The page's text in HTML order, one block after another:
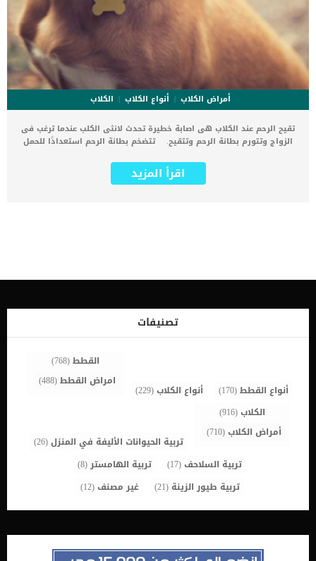
أمراض الكلاب أنواع الكلاب
الكلاب
تقيح الرحم عند الكلاب هى اصابة خطيرة تحدث لانثى الكلب عندما ترغب فى
الزواج وتتورم بطانة الرحم وتتقيح. تتضخم بطانة الرحم استعدادًا للحمل
التقيح. تعتبر اصابة تقيح الرحم عند الكلاب عدوى بكتيرية خطيرة في الرحم
تهدد حياة الكلب. اقرأ ايضا: معلومات عن اجهاض الحمل عند الكلاب كما
العملية هى التنظيف والتعقيم بالاضافة الى بعض الاجراءات الاخرى سيتم
الصحية على تحمل التخدير الكلى.يلزم تنظيف الرحم بالتزامن مع المضادات
الحيوية التى ينصح بها الطبيب البيطرى لمنع العدوى من التفاقم
والانتشار.غالبا ما يصاحب هذه العملية تعقيم القطة للتخلص من احتمالية
اقرأ المزيد
تصنيفات
أنواع القطط(170) أنواع الكلاب(229)
القطط(768)
امراض القطط(488)
الكلاب(916)
أمراض الكلاب(710)
تربية الحيوانات الأليفة في المنزل(26)
تربية السلاحف(17) تربية الهامستر(8)
تربية طيور الزينة (21) غير مصنف(12)